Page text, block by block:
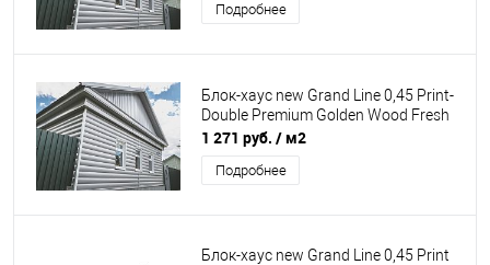
Подробнее
Блок-хаус new Grand Line 0,45 Print-
Double Premium Golden Wood Fresh
1 271 руб. / м2
Подробнее
Блок-хаус new Grand Line 0,45 Print